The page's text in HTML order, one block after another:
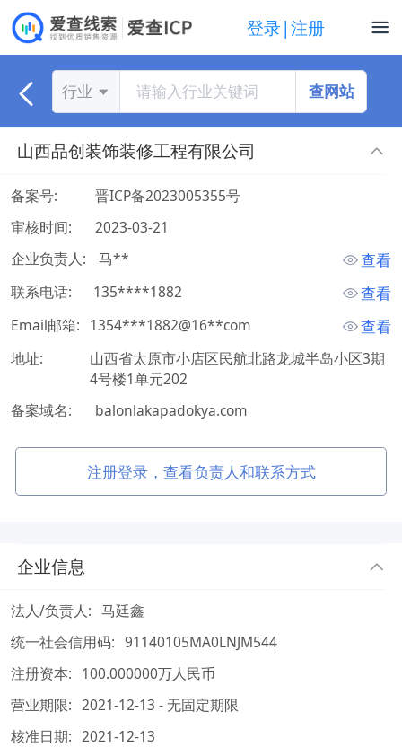
登录|注册
行业 查网站
山西品创装饰装修工程有限公司
备案号:
晋ICP备2023005355号
审核时间:
2023-03-21
企业负责人:
马** 查看
联系电话: 135****1882 查看
Email邮箱: 1354***1882@16**com 查看
地址:
山西省太原市小店区民航北路龙城半岛小区3期
4号楼1单元202
备案域名:
balonlakapadokya.com
注册登录，查看负责人和联系方式
企业信息
法人/负责人: 马廷鑫
统一社会信用码: 91140105MA0LNJM544
注册资本: 100.000000万人民币
营业期限: 2021-12-13 - 无固定期限
核准日期: 2021-12-13